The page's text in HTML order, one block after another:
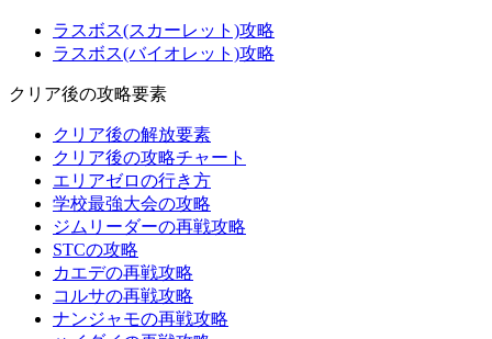
ラスボス(スカーレット)攻略
ラスボス(バイオレット)攻略
クリア後の攻略要素
クリア後の解放要素
クリア後の攻略チャート
エリアゼロの行き方
学校最強大会の攻略
ジムリーダーの再戦攻略
STCの攻略
カエデの再戦攻略
コルサの再戦攻略
ナンジャモの再戦攻略